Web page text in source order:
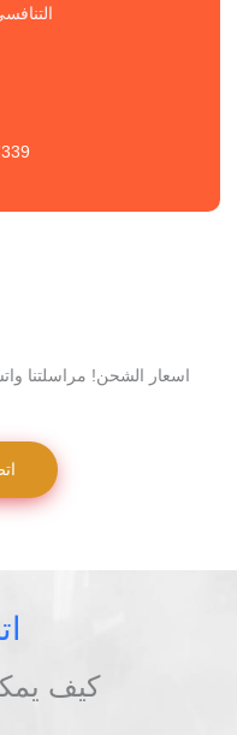
اسعار الشحن! مراسلتنا
كيف